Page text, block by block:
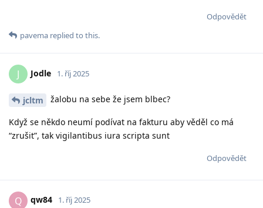
Odpovědět
pavema replied to this.
J Jodle 1. říj 2025
jcltm žalobu na sebe že jsem blbec?
Když se někdo neumí podívat na fakturu aby věděl co má
“zrušit”, tak vigilantibus iura scripta sunt
Odpovědět
Q qw84 1. říj 2025